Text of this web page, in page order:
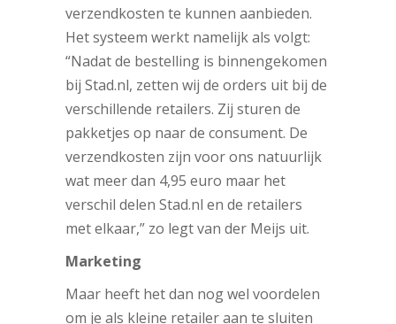
verzendkosten te kunnen aanbieden.
Het systeem werkt namelijk als volgt:
“Nadat de bestelling is binnengekomen
bij Stad.nl, zetten wij de orders uit bij de
verschillende retailers. Zij sturen de
pakketjes op naar de consument. De
verzendkosten zijn voor ons natuurlijk
wat meer dan 4,95 euro maar het
verschil delen Stad.nl en de retailers
met elkaar,” zo legt van der Meijs uit.
Marketing
Maar heeft het dan nog wel voordelen
om je als kleine retailer aan te sluiten